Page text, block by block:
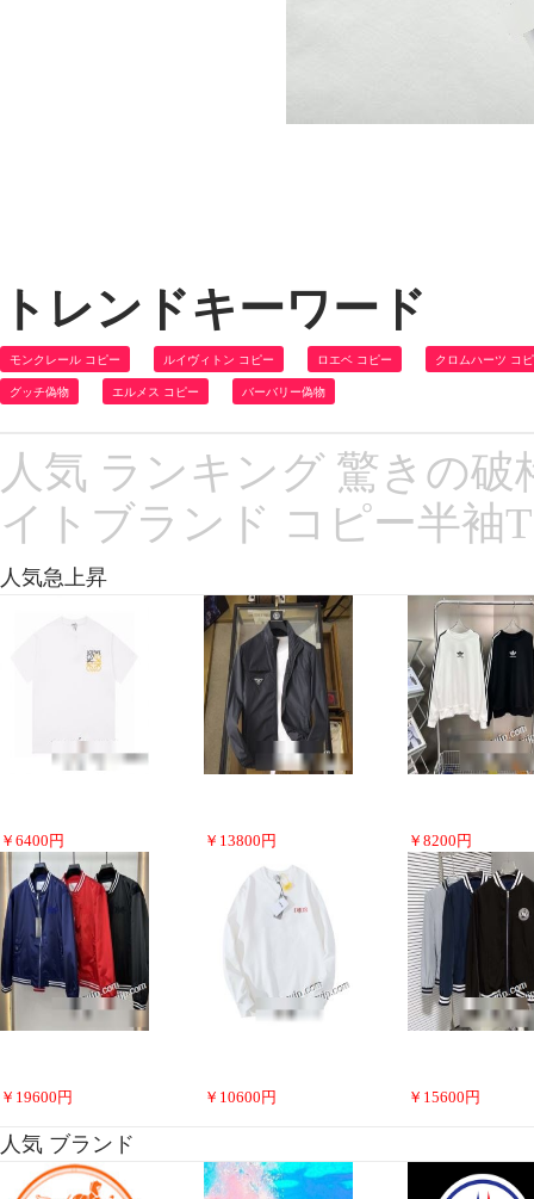
トレンドキーワード
モンクレール コピー ルイヴィトン コピー ロエベ コピー クロムハーツ コ
グッチ偽物 エルメス コピー バーバリー偽物
人気 ランキング 驚きの破
イトブランド コピー半袖
人気急上昇
￥ 6400 円 ￥ 13800 円 ￥ 8200 円
￥ 19600 円 ￥ 10600 円 ￥ 15600 円
人気 ブランド